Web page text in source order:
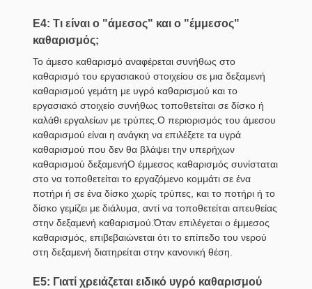
Ε4: Τι είναι ο "άμεσος" και ο "έμμεσος"
καθαρισμός;
Το άμεσο καθαρισμό αναφέρεται συνήθως στο
καθαρισμό του εργασιακού στοιχείου σε μια δεξαμενή
καθαρισμού γεμάτη με υγρό καθαρισμού και το
εργασιακό στοιχείο συνήθως τοποθετείται σε δίσκο ή
καλάθι εργαλείων με τρύπες.Ο περιορισμός του άμεσου
καθαρισμού είναι η ανάγκη να επιλέξετε τα υγρά
καθαρισμού που δεν θα βλάψει την υπερήχων
καθαρισμού δεξαμενήΟ έμμεσος καθαρισμός συνίσταται
στο να τοποθετείται το εργαζόμενο κομμάτι σε ένα
ποτήρι ή σε ένα δίσκο χωρίς τρύπες, και το ποτήρι ή το
δίσκο γεμίζει με διάλυμα, αντί να τοποθετείται απευθείας
στην δεξαμενή καθαρισμού.Όταν επιλέγεται ο έμμεσος
καθαρισμός, επιβεβαιώνεται ότι το επίπεδο του νερού
στη δεξαμενή διατηρείται στην κανονική θέση.
Ε5: Γιατί χρειάζεται ειδικό υγρό καθαρισμού